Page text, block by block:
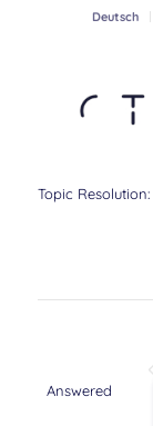
Deutsch
Topic Resolution:
Answered